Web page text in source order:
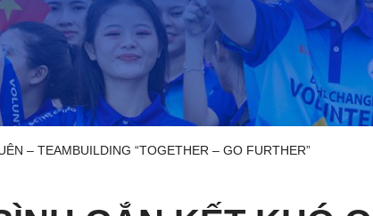
– TEAMBUILDING “TOGETHER – GO FURTHER”